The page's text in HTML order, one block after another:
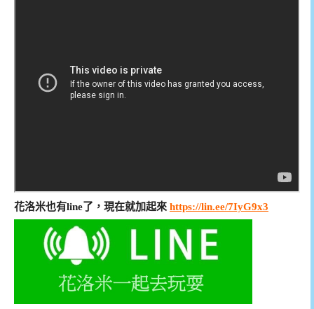
花洛米也有line了，現在就加起來 https://lin.ee/7IyG9x3